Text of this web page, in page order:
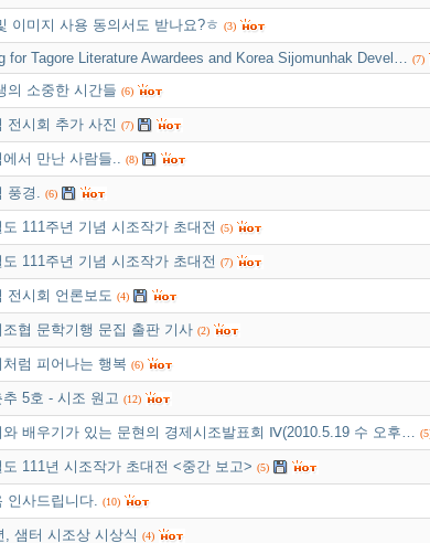
이미지 사용 동의서도 받나요?ㅎ (3)
for Tagore Literature Awardees and Korea Sijomunhak Devel… (7)
의 소중한 시간들 (6)
전시회 추가 사진 (7)
서 만난 사람들.. (8)
풍경. (6)
도 111주년 기념 시조작가 초대전 (5)
도 111주년 기념 시조작가 초대전 (7)
전시회 언론보도 (4)
조협 문학기행 문집 출판 기사 (2)
처럼 피어나는 행복 (6)
5호 - 시조 원고 (12)
와 배우기가 있는 문현의 경제시조발표회 Ⅳ(2010.5.19 수 오후…
도 111년 시조작가 초대전 <중간 보고> (5)
인사드립니다. (10)
, 샘터 시조상 시상식 (4)